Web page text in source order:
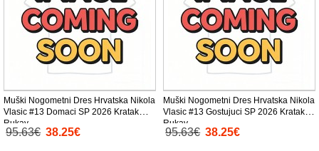
Muški Nogometni Dres Hrvatska Nikola
Vlasic #13 Domaci SP 2026 Kratak
Rukav
95.63€ 38.25€
Muški Nogometni Dres Hrvatska Nikola
Vlasic #13 Gostujuci SP 2026 Kratak
Rukav
95.63€ 38.25€